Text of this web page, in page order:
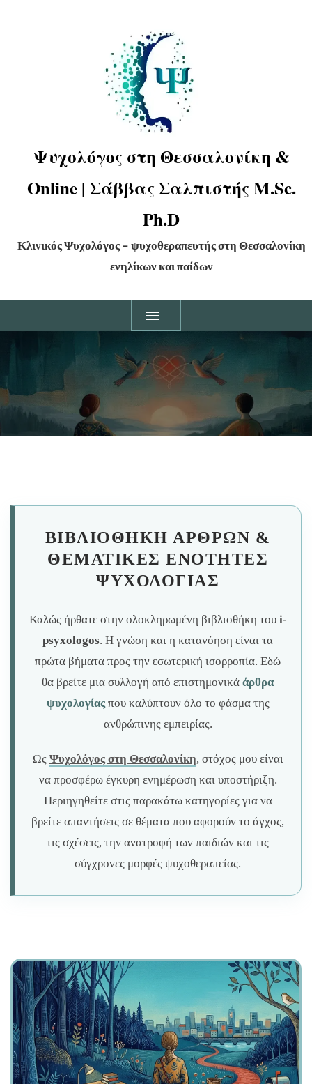
Ψυχολόγος στη Θεσσαλονίκη &
Online | Σάββας Σαλπιστής M.Sc.
Ph.D
Κλινικός Ψυχολόγος – ψυχοθεραπευτής στη Θεσσαλονίκη
ενηλίκων και παίδων
ΒΙΒΛΙΟΘΉΚΗ ΆΡΘΡΩΝ &
ΘΕΜΑΤΙΚΈΣ ΕΝΌΤΗΤΕΣ
ΨΥΧΟΛΟΓΊΑΣ
Καλώς ήρθατε στην ολοκληρωμένη βιβλιοθήκη του i-
psyxologos. Η γνώση και η κατανόηση είναι τα
πρώτα βήματα προς την εσωτερική ισορροπία. Εδώ
θα βρείτε μια συλλογή από επιστημονικά άρθρα
ψυχολογίαςπου καλύπτουν όλο το φάσμα της
ανθρώπινης εμπειρίας.
Ως Ψυχολόγος στη Θεσσαλονίκη, στόχος μου είναι
να προσφέρω έγκυρη ενημέρωση και υποστήριξη.
Περιηγηθείτε στις παρακάτω κατηγορίες για να
βρείτε απαντήσεις σε θέματα που αφορούν το άγχος,
τις σχέσεις, την ανατροφή των παιδιών και τις
σύγχρονες μορφές ψυχοθεραπείας.